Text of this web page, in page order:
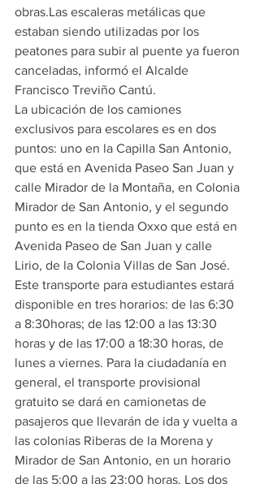
obras.Las escaleras metálicas que
estaban siendo utilizadas por los
peatones para subir al puente ya fueron
canceladas, informó el Alcalde
Francisco Treviño Cantú.
La ubicación de los camiones
exclusivos para escolares es en dos
puntos: uno en la Capilla San Antonio,
que está en Avenida Paseo San Juan y
calle Mirador de la Montaña, en Colonia
Mirador de San Antonio, y el segundo
punto es en la tienda Oxxo que está en
Avenida Paseo de San Juan y calle
Lirio, de la Colonia Villas de San José.
Este transporte para estudiantes estará
disponible en tres horarios: de las 6:30
a 8:30horas; de las 12:00 a las 13:30
horas y de las 17:00 a 18:30 horas, de
lunes a viernes. Para la ciudadanía en
general, el transporte provisional
gratuito se dará en camionetas de
pasajeros que llevarán de ida y vuelta a
las colonias Riberas de la Morena y
Mirador de San Antonio, en un horario
de las 5:00 a las 23:00 horas. Los dos